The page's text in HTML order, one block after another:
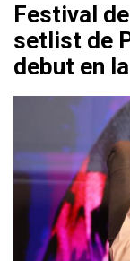
Festival
setlist de
debut en